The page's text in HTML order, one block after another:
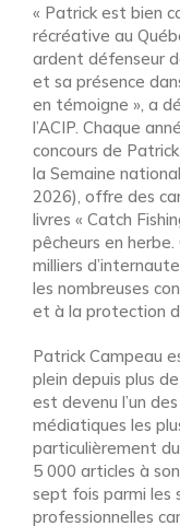
« Patrick est bien
récréative au
ardent défenseur
et sa présence
en témoigne », a
l’ACIP. Chaque
concours de
la Semaine
2026), offre des
livres « Catch
pêcheurs en
milliers
les nombreuses
et à la protection
Patrick Campeau
plein depuis plus
est devenu l’un
médiatiques les
particulièrement
5 000 articles à
sept fois parmi les
professionnelles